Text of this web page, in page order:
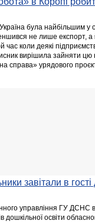
була найбільшим у
не лише експорт,
час коли деякі
вирішила зайняти цю
справа» урядового
завітали в
управління ГУ ДСНС
дошкільної освіти